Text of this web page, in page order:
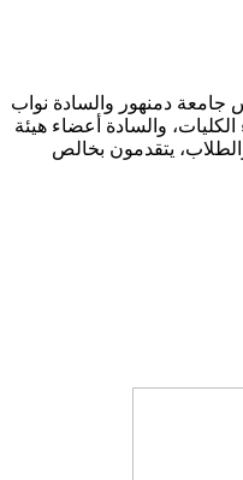
الأستاذ الدكتور / إلهامي ترابيس - رئيس جامعة دمنهور والسادة نواب
رئيس الجامعة، والسادة عمداء ووكلاء الكليات، والسادة أعضاء هيئة
التدريس والهيئة المعاونة، والعاملين والطلاب، يتقدمون بخالص